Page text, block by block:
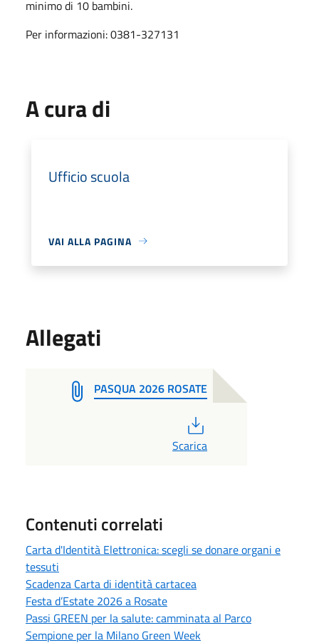
minimo di 10 bambini.
Per informazioni: 0381-327131
A cura di
Ufficio scuola
VAI ALLA PAGINA
Allegati
PASQUA 2026 ROSATE
Scarica
Contenuti correlati
Carta d'Identità Elettronica: scegli se donare organi e
tessuti
Scadenza Carta di identità cartacea
Festa d’Estate 2026 a Rosate
Passi GREEN per la salute: camminata al Parco
Sempione per la Milano Green Week